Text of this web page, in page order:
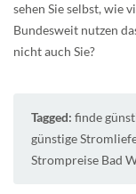
sehen Sie selbst, wie
Bundesweit nutzen
nicht auch Sie?
Tagged: finde
günstige
Strompreise Bad